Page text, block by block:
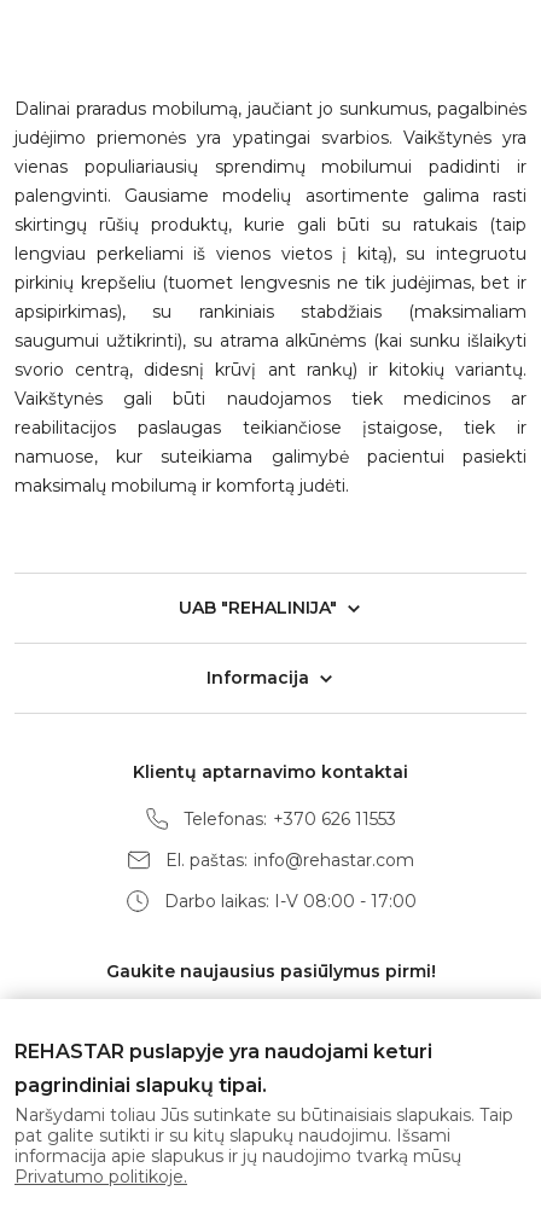
Dalinai praradus mobilumą, jaučiant jo sunkumus, pagalbinės
judėjimo priemonės yra ypatingai svarbios. Vaikštynės yra
vienas populiariausių sprendimų mobilumui padidinti ir
palengvinti. Gausiame modelių asortimente galima rasti
skirtingų rūšių produktų, kurie gali būti su ratukais (taip
lengviau perkeliami iš vienos vietos į kitą), su integruotu
pirkinių krepšeliu (tuomet lengvesnis ne tik judėjimas, bet ir
apsipirkimas), su rankiniais stabdžiais (maksimaliam
saugumui užtikrinti), su atrama alkūnėms (kai sunku išlaikyti
svorio centrą, didesnį krūvį ant rankų) ir kitokių variantų.
Vaikštynės gali būti naudojamos tiek medicinos ar
reabilitacijos paslaugas teikiančiose įstaigose, tiek ir
namuose, kur suteikiama galimybė pacientui pasiekti
maksimalų mobilumą ir komfortą judėti.
UAB "REHALINIJA"
Informacija
Klientų aptarnavimo kontaktai
Telefonas: +370 626 11553
El. paštas: info@rehastar.com
Darbo laikas: I-V 08:00 - 17:00
Gaukite naujausius pasiūlymus pirmi!
Prenumeruoti
Sutinku su privatumo politika
REHASTAR puslapyje yra naudojami keturi
pagrindiniai slapukų tipai.
Naršydami toliau Jūs sutinkate su būtinaisiais slapukais. Taip
pat galite sutikti ir su kitų slapukų naudojimu. Išsami
informacija apie slapukus ir jų naudojimo tvarką mūsų
Privatumo politikoje.